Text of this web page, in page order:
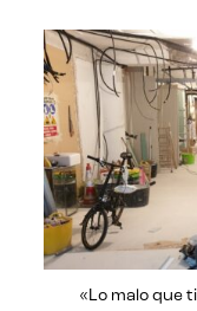
«Lo malo que